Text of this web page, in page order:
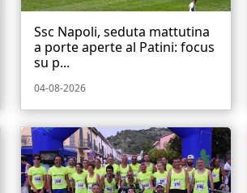
Ssc Napoli, seduta mattutina
a porte aperte al Patini: focus
su p...
04-08-2026